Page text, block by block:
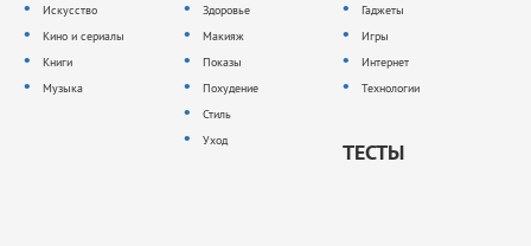
Искусство
Кино и сериалы
Книги
Музыка
Здоровье
Макияж
Показы
Похудение
Стиль
Уход
Гаджеты
Игры
Интернет
Технологии
ТЕСТЫ